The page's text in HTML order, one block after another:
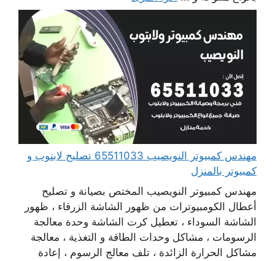
مهندس كمبيوتر النويصيب 65511033 تصليح لابتوب و
كمبيوتر بالمنزل
مهندس كمبيوتر النويصيب المختص بصيانة و تصليح
أعطال الكومبيوترات من ظهور الشاشة الزرقاء ، ظهور
الشاشة السوداء ، تعطيل كرت الشاشة وحدة معالجة
الرسومات ، مشاكل وحدات الطاقة و التغذية ، معالجة
مشاكل الحرارة الزائدة ، تلف معالج الرسوم ، إعادة